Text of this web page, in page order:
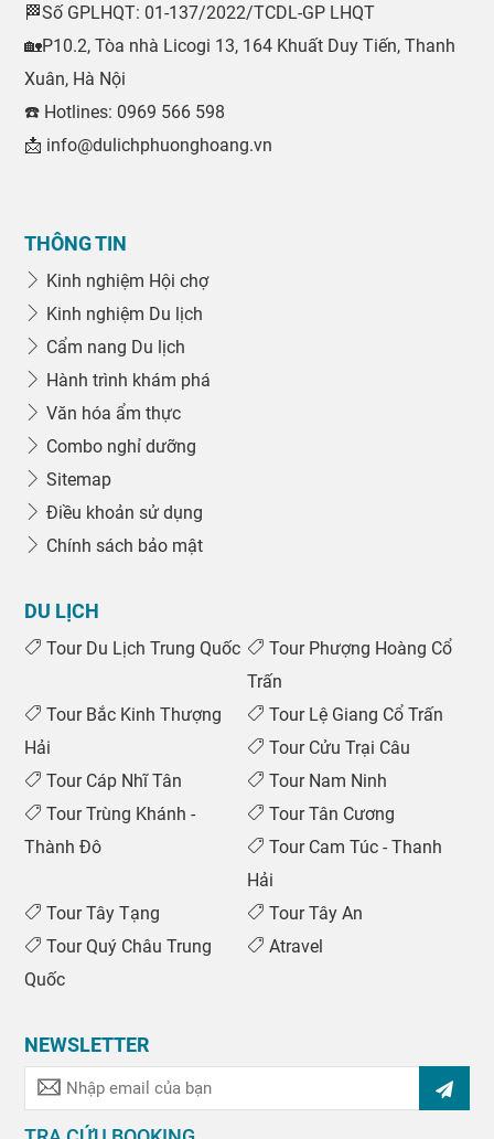
🏁Số GPLHQT: 01-137/2022/TCDL-GP LHQT
🏡P10.2, Tòa nhà Licogi 13, 164 Khuất Duy Tiến, Thanh
Xuân, Hà Nội
☎️ Hotlines: 0969 566 598
📩 info@dulichphuonghoang.vn
THÔNG TIN
Kinh nghiệm Hội chợ
Kinh nghiệm Du lịch
Cẩm nang Du lịch
Hành trình khám phá
Văn hóa ẩm thực
Combo nghỉ dưỡng
Sitemap
Điều khoản sử dụng
Chính sách bảo mật
DU LỊCH
Tour Du Lịch Trung Quốc
Tour Phượng Hoàng Cổ
Trấn
Tour Bắc Kinh Thượng
Hải
Tour Lệ Giang Cổ Trấn
Tour Cửu Trại Câu
Tour Cáp Nhĩ Tân
Tour Nam Ninh
Tour Trùng Khánh -
Thành Đô
Tour Tân Cương
Tour Cam Túc - Thanh
Hải
Tour Tây Tạng
Tour Tây An
Tour Quý Châu Trung
Quốc
Atravel
NEWSLETTER